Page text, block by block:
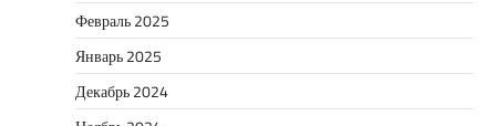
Февраль 2025
Январь 2025
Декабрь 2024